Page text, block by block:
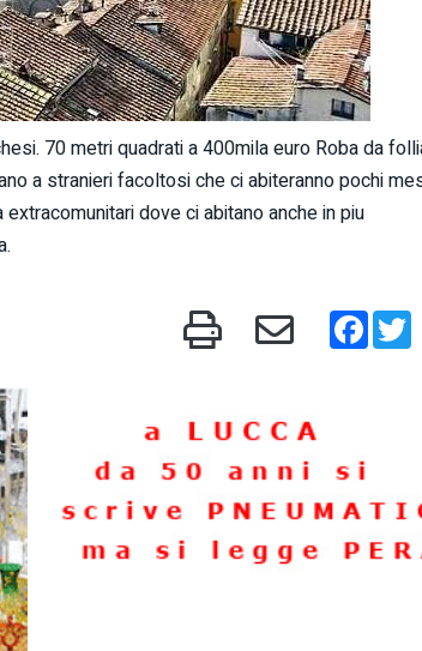
70 metri quadrati a 400mila euro Roba da
a stranieri facoltosi che ci abiteranno pochi
dove ci abitano anche in piu